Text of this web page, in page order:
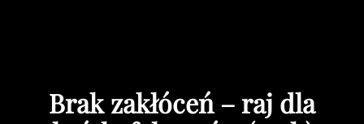
Brak zakłóceń – raj dla